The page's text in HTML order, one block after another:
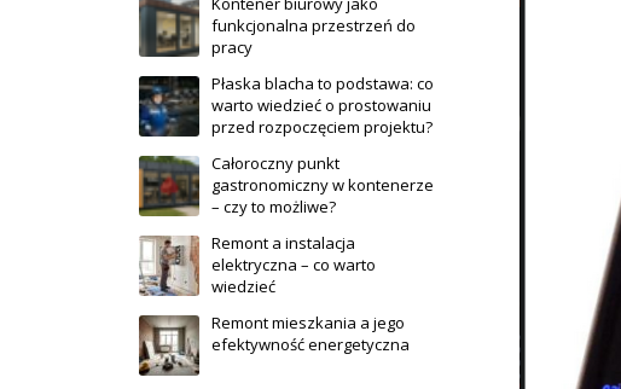
funkcjonalna przestrzeń do
pracy
Płaska blacha to podstawa: co
warto wiedzieć o prostowaniu
przed rozpoczęciem projektu?
Całoroczny punkt
gastronomiczny w kontenerze
– czy to możliwe?
Remont a instalacja
elektryczna – co warto
wiedzieć
Remont mieszkania a jego
efektywność energetyczna